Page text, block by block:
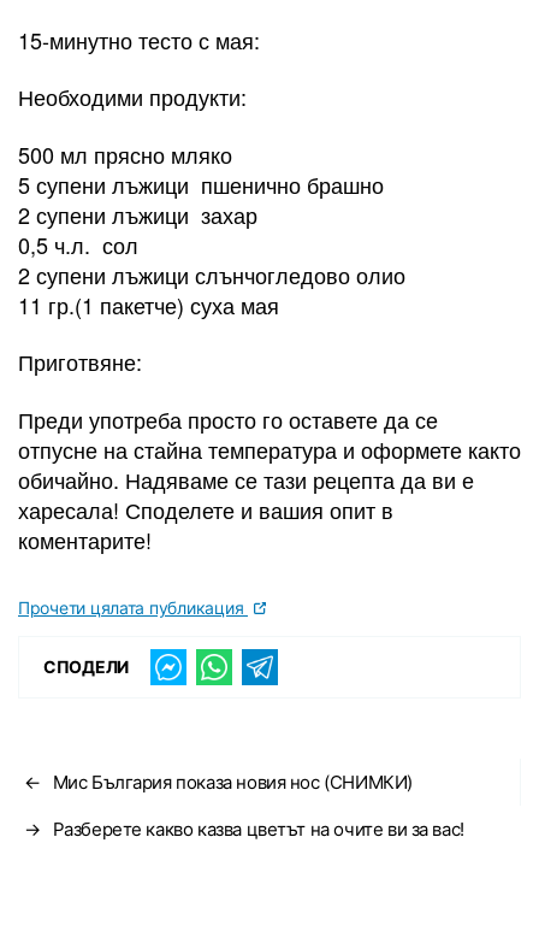
15-минутно тесто с мая:
Необходими продукти:
500 мл прясно мляко
5 супени лъжици пшенично брашно
2 супени лъжици захар
0,5 ч.л. сол
2 супени лъжици слънчогледово олио
11 гр.(1 пакетче) суха мая
​Приготвяне:
Преди употреба просто го оставете да се
отпусне на стайна температура и оформете както
обичайно. Надяваме се тази рецепта да ви е
харесала! Споделете и вашия опит в
коментарите!
Прочети цялата публикация
СПОДЕЛИ
← Мис България показа новия нос (СНИМКИ)
→ Разберете какво казва цветът на очите ви за вас!